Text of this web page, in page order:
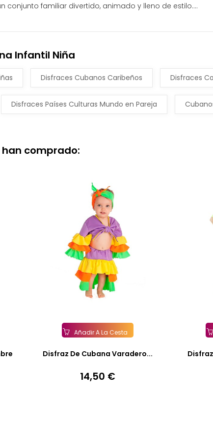
familiar divertido, animado y lleno de estilo....
Infantil Niña
Disfraces Cubanos Caribeños Disfraces
Disfraces Países Culturas Mundo en Pareja
comprado:
Añadir A La Cesta
Disfraz De Cubana Varadero...
Precio
14,50 €